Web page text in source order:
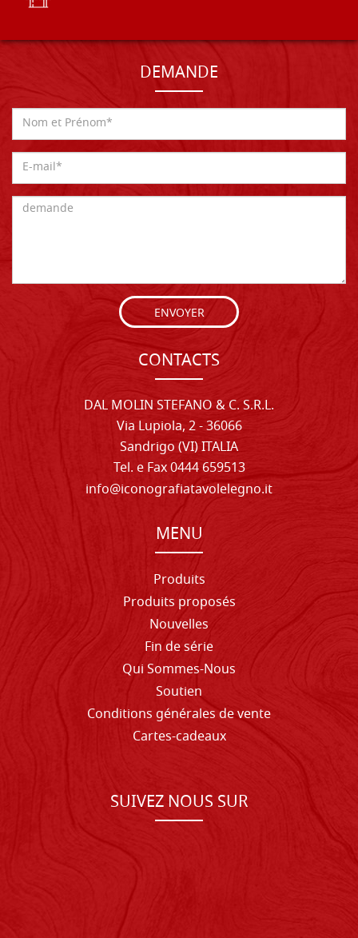
DEMANDE
ENVOYER
CONTACTS
DAL MOLIN STEFANO & C. S.R.L.
Via Lupiola, 2 - 36066
Sandrigo (VI) ITALIA
Tel. e Fax 0444 659513
info@iconografiatavolelegno.it
MENU
Produits
Produits proposés
Nouvelles
Fin de série
Qui Sommes-Nous
Soutien
Conditions générales de vente
Cartes-cadeaux
SUIVEZ NOUS SUR